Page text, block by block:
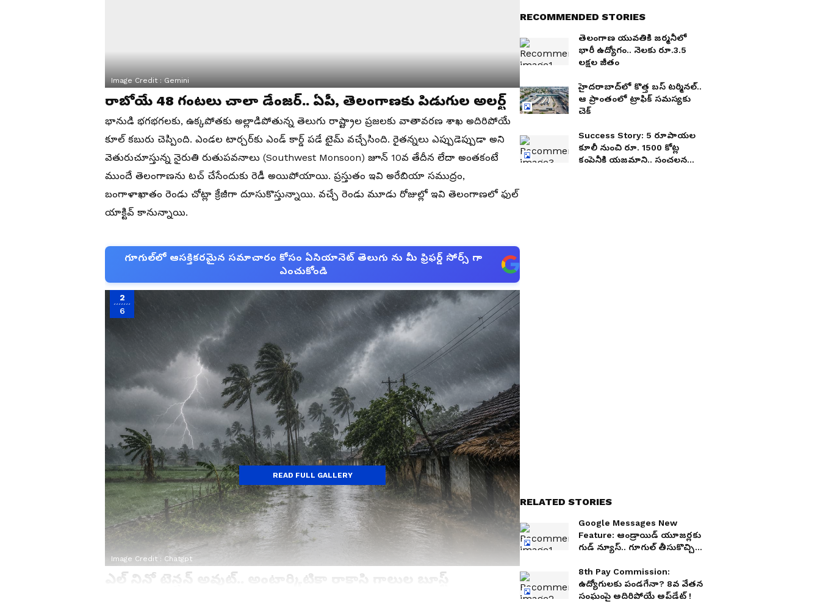
Image Credit : Gemini
రాబోయే 48 గంటలు చాలా డేంజర్.. ఏపీ, తెలంగాణకు పిడుగుల అలర్ట్
భానుడి భగభగలకు, ఉక్కపోతకు అల్లాడిపోతున్న తెలుగు రాష్ట్రాల ప్రజలకు వాతావరణ శాఖ అదిరిపోయే
కూల్ కబురు చెప్పింది. ఎండల టార్చర్‌కు ఎండ్ కార్డ్ పడే టైమ్ వచ్చేసింది. రైతన్నలు ఎప్పుడెప్పుడా అని
వెతురుచూస్తున్న నైరుతి రుతుపవనాలు (Southwest Monsoon) జూన్ 10వ తేదీన లేదా అంతకంటే
ముందే తెలంగాణను టచ్ చేసేందుకు రెడీ అయిపోయాయి. ప్రస్తుతం ఇవి అరేబియా సముద్రం,
బంగాళాఖాతం రెండు చోట్లా క్రేజీగా దూసుకొస్తున్నాయి. వచ్చే రెండు మూడు రోజుల్లో ఇవి తెలంగాణలో ఫుల్
యాక్టివ్ కానున్నాయి.
గూగుల్‌లో ఆసక్తికరమైన సమాచారం కోసం ఏసియానెట్ తెలుగు ను మీ ఫ్రిఫర్డ్ సోర్స్ గా
ఎంచుకోండి
2
6
Image Credit : Chatgpt
ఎల్ నినో టెన్షన్ అవుట్.. అంటార్కిటికా రాకాసి గాలుల బూస్ట్
READ FULL GALLERY
RECOMMENDED STORIES
తెలంగాణ యువతికి జర్మనీలో
భారీ ఉద్యోగం.. నెలకు రూ.3.5
లక్షల జీతం
హైద‌రాబాద్‌లో కొత్త బ‌స్ ట‌ర్మిన‌ల్‌..
ఆ ప్రాంతంలో ట్రాఫిక్ స‌మ‌స్య‌కు
చెక్
Success Story: 5 రూపాయల
కూలీ నుంచి రూ. 1500 కోట్ల
కంపెనీకి యజమాని.. సంచలన
RELATED STORIES
Google Messages New
Feature: ఆండ్రాయిడ్ యూజర్లకు
గుడ్ న్యూస్.. గూగుల్ తీసుకొచ్చిన
తెలుసా?
8th Pay Commission:
ఉద్యోగులకు పండగేనా? 8వ వేతన
సంఘంపై అదిరిపోయే అప్‌డేట్ !